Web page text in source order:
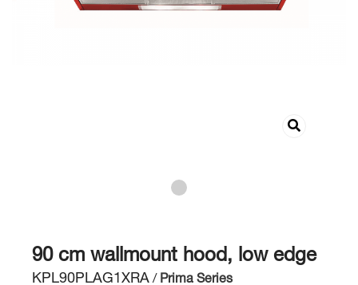
90 cm wallmount hood, low edge
KPL90PLAG1XRA/Prima Series